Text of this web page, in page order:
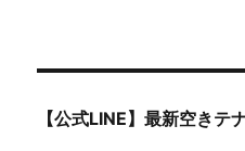
【公式LINE】最新空きテ